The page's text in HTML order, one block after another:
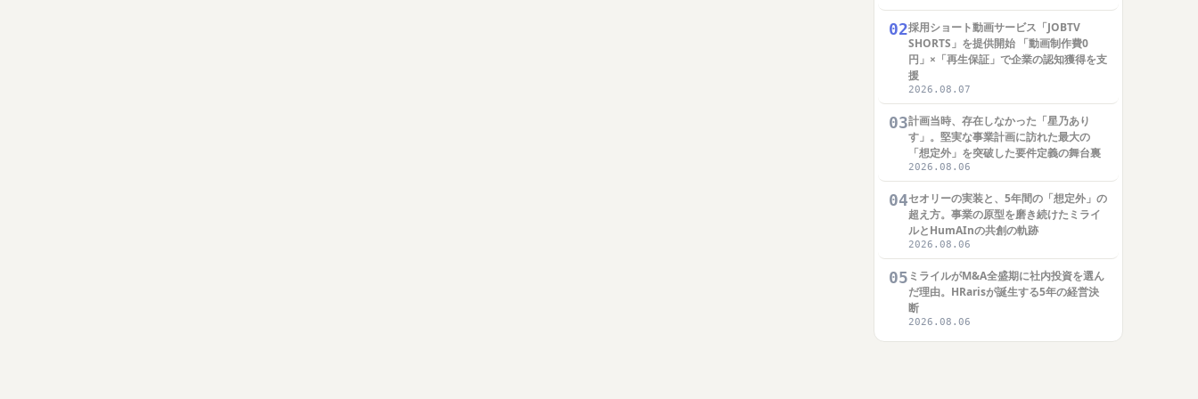
02採用ショート動画サービス「JOBTV
SHORTS」を提供開始 「動画制作費0
円」×「再生保証」で企業の認知獲得を支
援
2026.08.07
03計画当時、存在しなかった「星乃あり
す」。堅実な事業計画に訪れた最大の
「想定外」を突破した要件定義の舞台裏
2026.08.06
04セオリーの実装と、5年間の「想定外」の
超え方。事業の原型を磨き続けたミライ
ルとHumAInの共創の軌跡
2026.08.06
05 ミライルがM&A全盛期に社内投資を選ん
だ理由。HRarisが誕生する5年の経営決
断
2026.08.06